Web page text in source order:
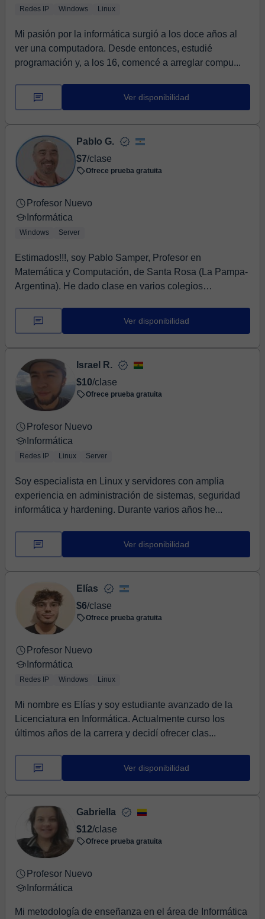
Redes IP Windows Linux
Mi pasión por la informática surgió a los doce años al
ver una computadora. Desde entonces, estudié
programación y, a los 16, comencé a arreglar compu...
Ver disponibilidad
Pablo G.
$7/clase
Ofrece prueba gratuita
Profesor Nuevo
Informática
Windows Server
Estimados!!!, soy Pablo Samper, Profesor en
Matemática y Computación, de Santa Rosa (La Pampa-
Argentina). He dado clase en varios colegios
Ver disponibilidad
Israel R.
$10/clase
Ofrece prueba gratuita
Profesor Nuevo
Informática
Redes IP Linux Server
Soy especialista en Linux y servidores con amplia
experiencia en administración de sistemas, seguridad
informática y hardening. Durante varios años he...
Ver disponibilidad
Elías
$6/clase
Ofrece prueba gratuita
Profesor Nuevo
Informática
Redes IP Windows Linux
Mi nombre es Elías y soy estudiante avanzado de la
Licenciatura en Informática. Actualmente curso los
últimos años de la carrera y decidí ofrecer clas...
Ver disponibilidad
Gabriella
$12/clase
Ofrece prueba gratuita
Profesor Nuevo
Informática
Mi metodología de enseñanza en el área de Informática